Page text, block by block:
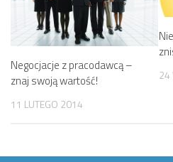
Negocjacje z pracodawcą –
znaj swoją wartość!
11 LUTEGO 2014
24